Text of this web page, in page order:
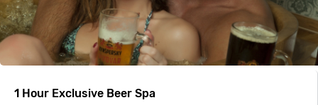
1 Hour Exclusive Beer Spa